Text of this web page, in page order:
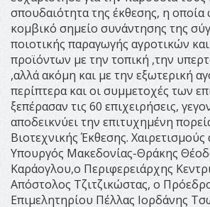
σπουδαιότητα της έκθεσης, η οποία
κομβικό σημείο συνάντησης της
ποιοτικής παραγωγής αγροτικών
προϊόντων με την τοπική ,την
,αλλά ακόμη και με την εξωτερική
περίπτερα και οι συμμετοχές των
ξεπέρασαν τις 60 επιχειρήσεις,
αποδεικνύει την επιτυχημένη
Βιοτεχνικής Έκθεσης.
Υπουργός Μακεδονίας-Θράκης
Καράογλου,ο Περιφερειάρχης
Απόστολος Τζιτζικώστας, ο
Επιμελητηρίου Πέλλας Ιορδάνης